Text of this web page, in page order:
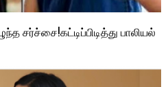
சர்ச்சை!கட்டிப்பிடித்து பாலியல்